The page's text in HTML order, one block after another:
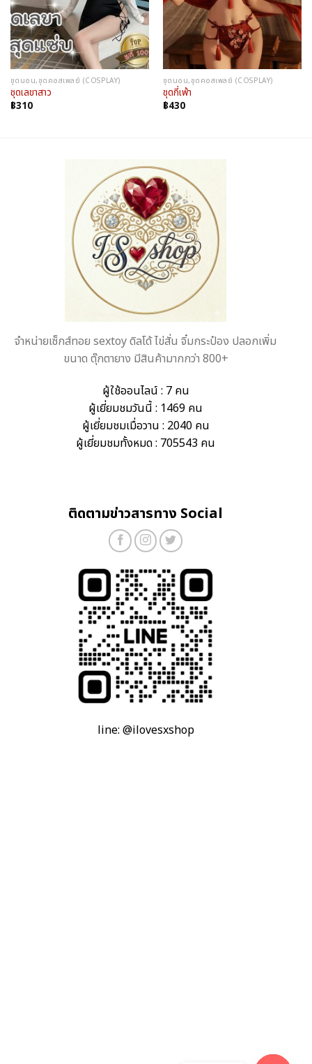
ชุดนอน,ชุดคอสเพลย์ (COSPLAY)
ชุดเลขาสาว
฿310
ชุดนอน,ชุดคอสเพลย์ (COSPLAY)
ชุดกี่เพ้า
฿430
จำหน่ายเซ็กส์ทอย sextoy ดิลโด้ ไข่สั่น จิ๋มกระป๋อง ปลอกเพิ่ม
ขนาด ตุ๊กตายาง มีสินค้ามากกว่า 800+
ผู้ใช้ออนไลน์ : 7 คน
ผู้เยี่ยมชมวันนี้ : 1469 คน
ผู้เยี่ยมชมเมื่อวาน : 2040 คน
ผู้เยี่ยมชมทั้งหมด : 705543 คน
ติดตามข่าวสารทาง Social
line: @ilovesxshop